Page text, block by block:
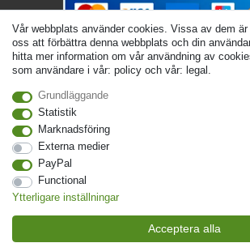
© Copyright 2026 | Alla rattigheter forbehallna. - Angivna
moms | För grundpris, se respektive artikel | Gäller för
Vår webbplats använder cookies. Vissa av dem
oss att förbättra denna webbplats och din
hitta mer information om vår användning av
som användare i vår: policy och vår: legal.
Grundläggande
Statistik
Marknadsföring
Externa medier
PayPal
Functional
Ytterligare inställningar
Acceptera alla
Withdraw from contract here